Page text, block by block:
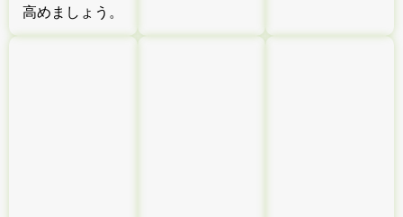
高めましょう。